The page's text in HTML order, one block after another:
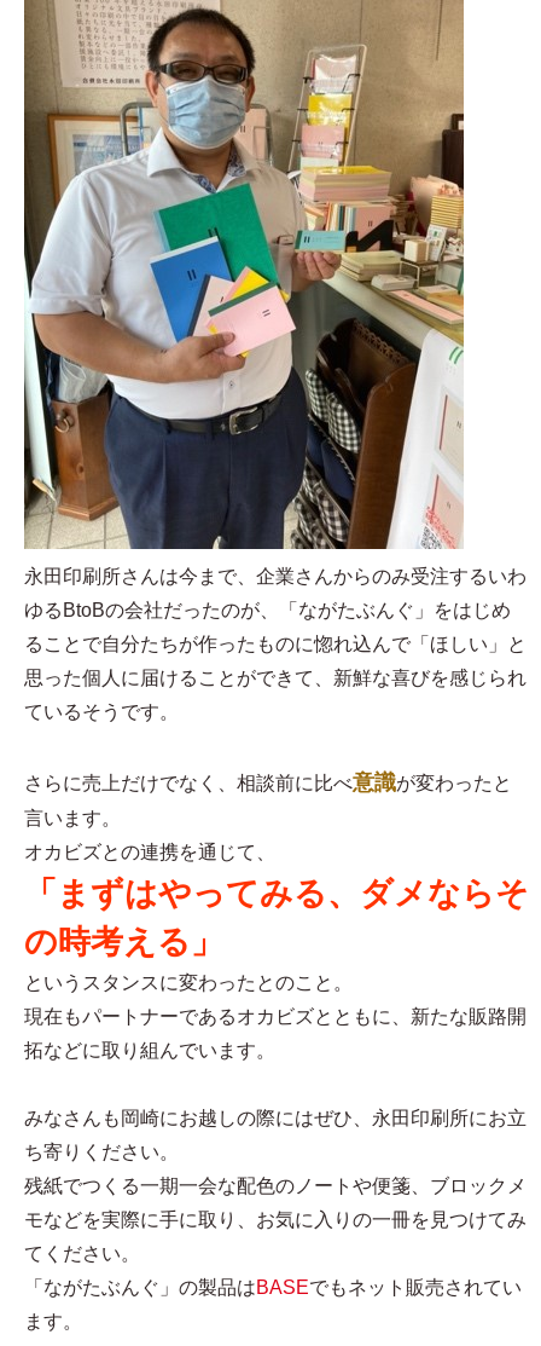
永田印刷所さんは今まで、企業さんからのみ受注するいわ
ゆるBtoBの会社だったのが、「ながたぶんぐ」をはじめ
ることで自分たちが作ったものに惚れ込んで「ほしい」と
思った個人に届けることができて、新鮮な喜びを感じられ
ているそうです。
さらに売上だけでなく、相談前に比べ意識が変わったと
言います。
オカビズとの連携を通じて、
「まずはやってみる、ダメならそ
の時考える」
というスタンスに変わったとのこと。
現在もパートナーであるオカビズとともに、新たな販路開
拓などに取り組んでいます。
みなさんも岡崎にお越しの際にはぜひ、永田印刷所にお立
ち寄りください。
残紙でつくる一期一会な配色のノートや便箋、ブロックメ
モなどを実際に手に取り、お気に入りの一冊を見つけてみ
てください。
「ながたぶんぐ」の製品はBASEでもネット販売されてい
ます。